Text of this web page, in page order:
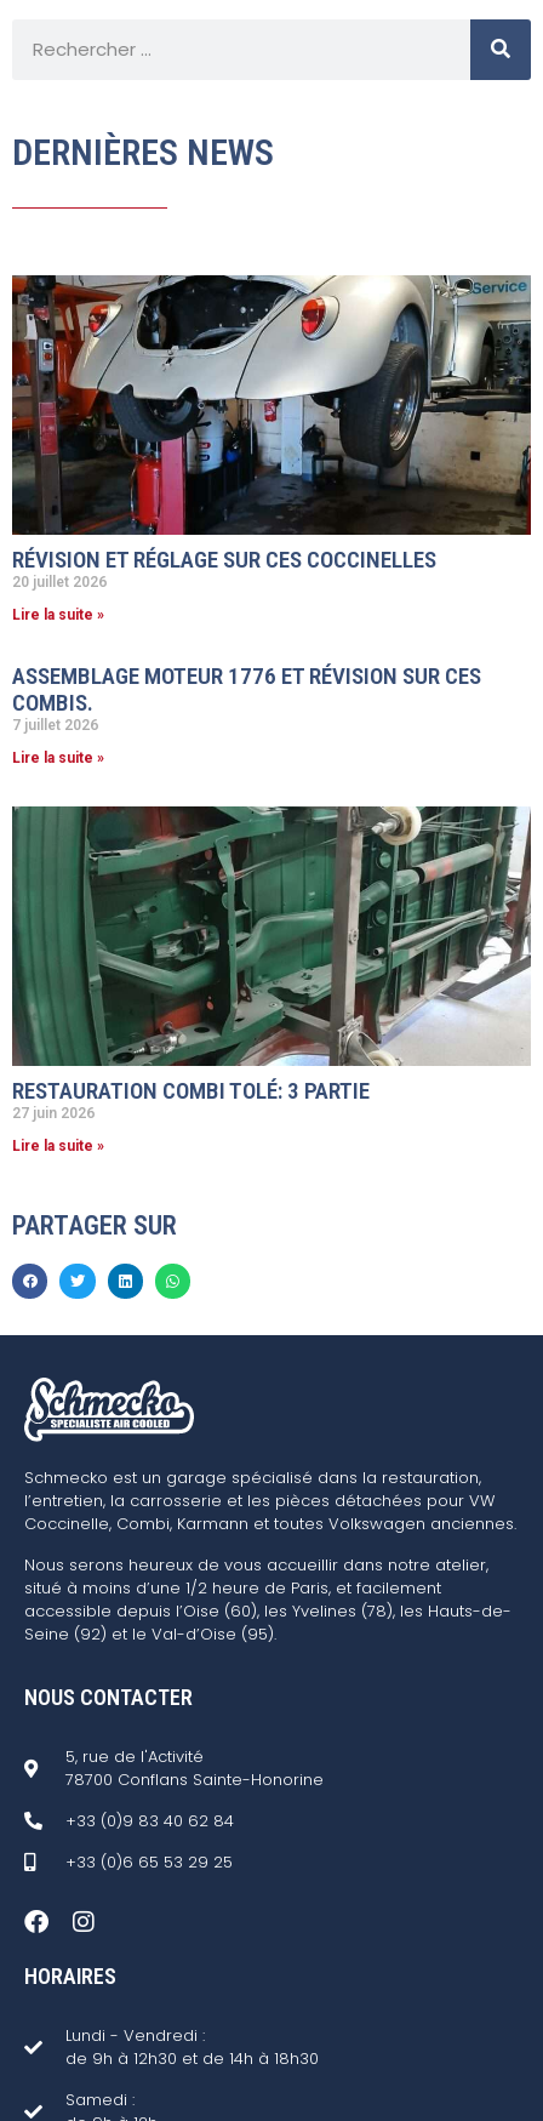
DERNIÈRES NEWS
RÉVISION ET RÉGLAGE SUR CES COCCINELLES
20 juillet 2026
Lire la suite »
ASSEMBLAGE MOTEUR 1776 ET RÉVISION SUR CES
COMBIS.
7 juillet 2026
Lire la suite »
RESTAURATION COMBI TOLÉ: 3 PARTIE
27 juin 2026
Lire la suite »
PARTAGER SUR
Schmecko est un garage spécialisé dans la restauration,
l’entretien, la carrosserie et les pièces détachées pour VW
Coccinelle, Combi, Karmann et toutes Volkswagen anciennes.
Nous serons heureux de vous accueillir dans notre atelier,
situé à moins d’une 1/2 heure de Paris, et facilement
accessible depuis l’Oise (60), les Yvelines (78), les Hauts-de-
Seine (92) et le Val-d’Oise (95).
NOUS CONTACTER
5, rue de l'Activité
78700 Conflans Sainte-Honorine
+33 (0)9 83 40 62 84
+33 (0)6 65 53 29 25
HORAIRES
Lundi - Vendredi :
de 9h à 12h30 et de 14h à 18h30
Samedi :